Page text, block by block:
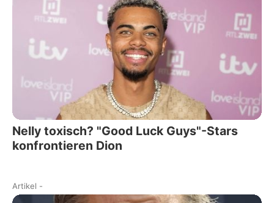
Nelly toxisch? "Good Luck Guys"-Stars
konfrontieren Dion
Artikel -